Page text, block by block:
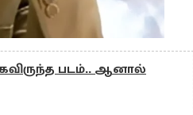
படம்.. ஆனால்